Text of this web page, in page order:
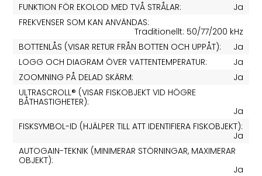
FUNKTION FÖR EKOLOD MED TVÅ STRÅLAR:
Ja
FREKVENSER SOM KAN ANVÄNDAS:
Traditionellt: 50/77/200 kHz
BOTTENLÅS (VISAR RETUR FRÅN BOTTEN OCH UPPÅT):
Ja
LOGG OCH DIAGRAM ÖVER VATTENTEMPERATUR:
Ja
ZOOMNING PÅ DELAD SKÄRM:
Ja
ULTRASCROLL® (VISAR FISKOBJEKT VID HÖGRE
BÅTHASTIGHETER):
Ja
FISKSYMBOL-ID (HJÄLPER TILL ATT IDENTIFIERA FISKOBJEKT):
Ja
AUTOGAIN-TEKNIK (MINIMERAR STÖRNINGAR, MAXIMERAR
OBJEKT):
Ja